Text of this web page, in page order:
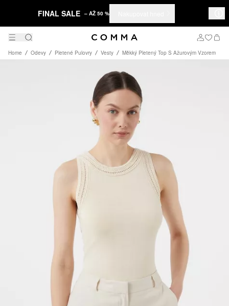
FINAL SALE – AŽ 50 %
Home Odevy Pletené Pulovry Vesty Měkký Pletený Top S Ažurovým Vzorem